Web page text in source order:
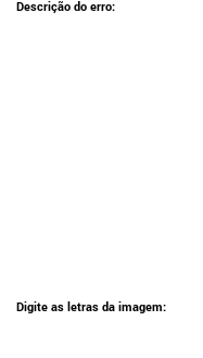
Descrição do erro:
Digite as letras da imagem: